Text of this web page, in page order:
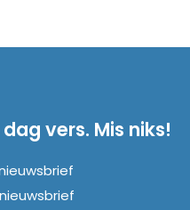
vers. Mis niks!